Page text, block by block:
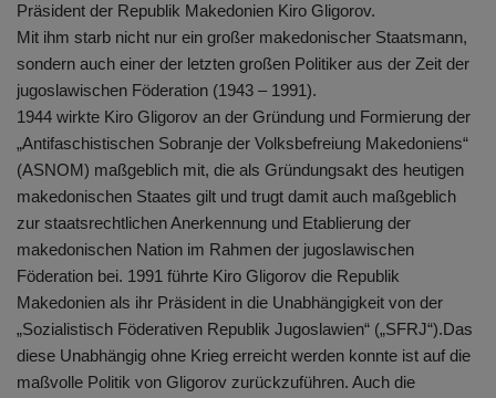
Präsident der Republik Makedonien Kiro Gligorov.
Mit ihm starb nicht nur ein großer makedonischer Staatsmann,
sondern auch einer der letzten großen Politiker aus der Zeit der
jugoslawischen Föderation (1943 – 1991).
1944 wirkte Kiro Gligorov an der Gründung und Formierung der
„Antifaschistischen Sobranje der Volksbefreiung Makedoniens“
(ASNOM) maßgeblich mit, die als Gründungsakt des heutigen
makedonischen Staates gilt und trugt damit auch maßgeblich
zur staatsrechtlichen Anerkennung und Etablierung der
makedonischen Nation im Rahmen der jugoslawischen
Föderation bei. 1991 führte Kiro Gligorov die Republik
Makedonien als ihr Präsident in die Unabhängigkeit von der
„Sozialistisch Föderativen Republik Jugoslawien“ („SFRJ“).Das
diese Unabhängig ohne Krieg erreicht werden konnte ist auf die
maßvolle Politik von Gligorov zurückzuführen. Auch die